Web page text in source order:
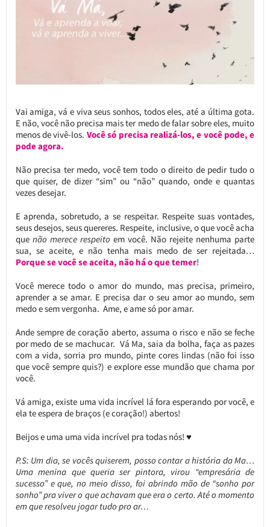
Vai amiga, vá e viva seus sonhos, todos eles, até a última gota.
E não, você não precisa mais ter medo de falar sobre eles, muito
menos de vivê-los. Você só precisa realizá-los, e você pode, e
pode agora.
Não precisa ter medo, você tem todo o direito de pedir tudo o
que quiser, de dizer “sim” ou “não” quando, onde e quantas
vezes desejar.
E aprenda, sobretudo, a se respeitar. Respeite suas vontades,
seus desejos, seus quereres. Respeite, inclusive, o que você acha
que não merece respeito em você. Não rejeite nenhuma parte
sua, se aceite, e não tenha mais medo de ser rejeitada…
Porque se você se aceita, não há o que temer!
Você merece todo o amor do mundo, mas precisa, primeiro,
aprender a se amar. E precisa dar o seu amor ao mundo, sem
medo e sem vergonha. Ame, e ame só por amar.
Ande sempre de coração aberto, assuma o risco e não se feche
por medo de se machucar. Vá Ma, saia da bolha, faça as pazes
com a vida, sorria pro mundo, pinte cores lindas (não foi isso
que você sempre quis?) e explore esse mundão que chama por
você.
Vá amiga, existe uma vida incrível lá fora esperando por você, e
ela te espera de braços (e coração!) abertos!
Beijos e uma uma vida incrível pra todas nós! ♥
P.S: Um dia, se vocês quiserem, posso contar a história da Ma…
Uma menina que queria ser pintora, virou “empresária de
sucesso” e que, no meio disso, foi abrindo mão de “sonho por
sonho” pra viver o que achavam que era o certo. Até o momento
em que resolveu jogar tudo pro ar…